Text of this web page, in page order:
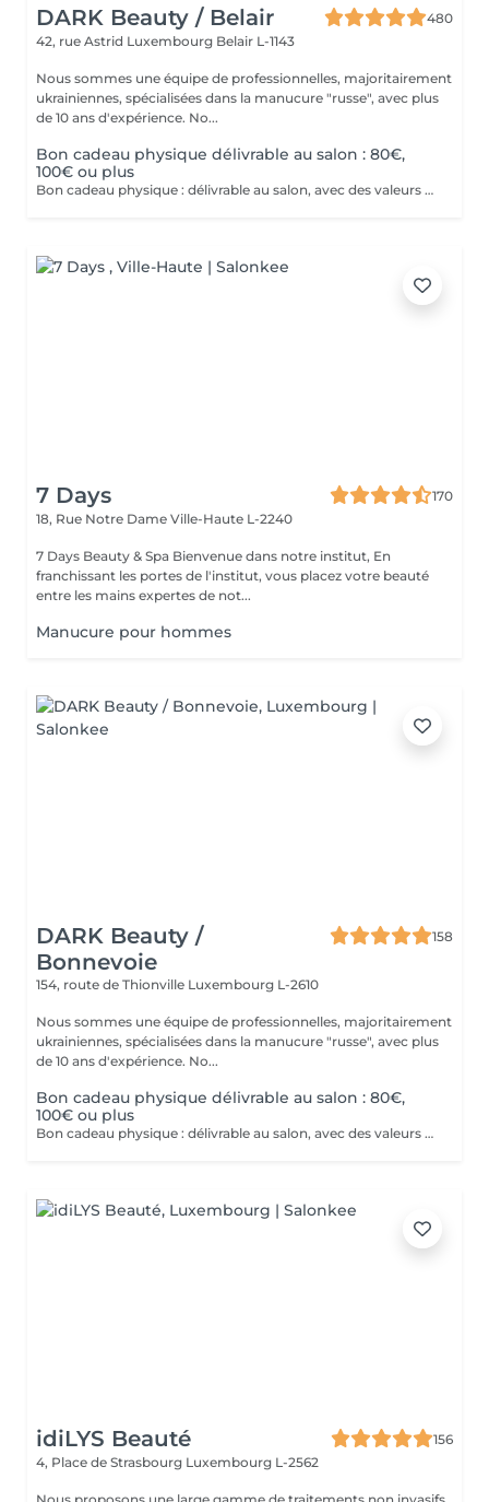
DARK Beauty / Belair
480
42, rue Astrid Luxembourg Belair L-1143
Nous sommes une équipe de professionnelles, majoritairement
ukrainiennes, spécialisées dans la manucure "russe", avec plus
de 10 ans d'expérience. No...
Bon cadeau physique délivrable au salon : 80€,
100€ ou plus
Bon cadeau physique : délivrable au salon, avec des valeurs possibles de 80€, 100€ ou plus de 100€. Bon cadeau électronique : délivrable par email, avec une valeur à choisir librement, à acheter directement sur ce site internet. Nos bons cadeaux sont valables sur tous nos services et peuvent être utilisés en plusieurs fois.
7 Days
170
18, Rue Notre Dame Ville-Haute L-2240
7 Days Beauty & Spa Bienvenue dans notre institut, En
franchissant les portes de l'institut, vous placez votre beauté
entre les mains expertes de not...
Manucure pour hommes
DARK Beauty /
Bonnevoie
158
154, route de Thionville Luxembourg L-2610
Nous sommes une équipe de professionnelles, majoritairement
ukrainiennes, spécialisées dans la manucure "russe", avec plus
de 10 ans d'expérience. No...
Bon cadeau physique délivrable au salon : 80€,
100€ ou plus
Bon cadeau physique : délivrable au salon, avec des valeurs possibles de 80€, 100€ ou plus de 100€. Bon cadeau électronique : délivrable par email, avec une valeur à choisir librement, à acheter directement sur ce site internet. Nos bons cadeaux sont valables sur tous nos services et peuvent être utilisés en plusieurs fois.
idiLYS Beauté
156
4, Place de Strasbourg Luxembourg L-2562